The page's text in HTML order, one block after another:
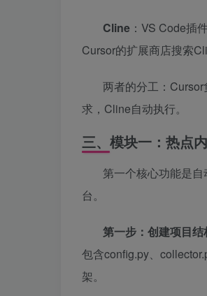
Cline ：VS Code插
Cursor的扩展商店搜索
两者的分工：
求，Cline自动执行。
三、模块一：热点
第一个核心功能是
台。
第一步：创建项目结
包含config.py、
架。